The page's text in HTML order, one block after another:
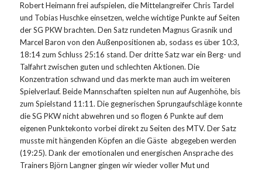
Robert Heimann frei aufspielen, die Mittelangreifer Chris Tardel
und Tobias Huschke einsetzen, welche wichtige Punkte auf Seiten
der SG PKW brachten. Den Satz rundeten Magnus Grasnik und
Marcel Baron von den Außenpositionen ab, sodass es über 10:3,
18:14 zum Schluss 25:16 stand. Der dritte Satz war ein Berg- und
Talfahrt zwischen guten und schlechten Aktionen. Die
Konzentration schwand und das merkte man auch im weiteren
Spielverlauf. Beide Mannschaften spielten nun auf Augenhöhe, bis
zum Spielstand 11:11. Die gegnerischen Sprungaufschläge konnte
die SG PKW nicht abwehren und so flogen 6 Punkte auf dem
eigenen Punktekonto vorbei direkt zu Seiten des MTV. Der Satz
musste mit hängenden Köpfen an die Gäste abgegeben werden
(19:25). Dank der emotionalen und energischen Ansprache des
Trainers Björn Langner gingen wir wieder voller Mut und